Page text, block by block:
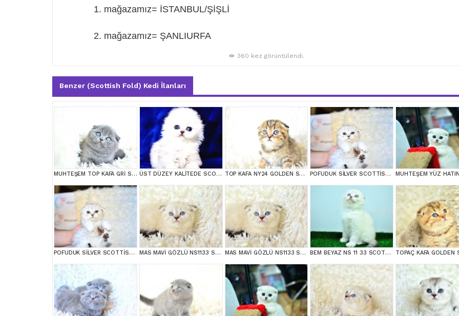
1. mağazamız= İSTANBUL/ŞİŞLİ
2. mağazamız= ŞANLIURFA
360 kez görüntülendi.
Benzer (Scottish Fold) Kedi İlanları
MUHTEŞEM TOP KAFA GRİ SCOTTİSH FOLD ÜST DÜZEY KALİTEDE SCOTTİSH FOLD LONGHAİR NS1133 TOP KAFA NY24 GOLDEN SCOTTİSH FOLD POFUDUK SİLVER SCOTTİSH FOLD
POFUDUK SİLVER SCOTTİSH FOLD MAS MAVİ GÖZLÜ NS1133 SCOTTİSH FOLD MAS MAVİ GÖZLÜ NS1133 SCOTTİSH FOLD erkek BEM BEYAZ NS 11 33 SCOTTİSH FOLD